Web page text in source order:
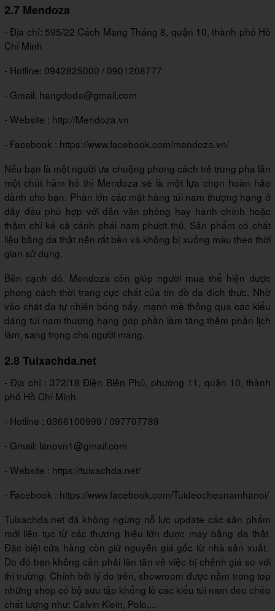
2.7 Mendoza
- Địa chỉ: 595/22 Cách Mạng Tháng 8, quận 10, thành phố Hồ
Chí Minh
- Hotline: 0942825000 / 0901208777
- Gmail: hangdoda@gmail.com
- Website : http://Mendoza.vn
- Facebook : https://www.facebook.com/mendoza.vn/
Nếu bạn là một người ưa chuộng phong cách trẻ trung pha lẫn
một chút hầm hố thì Mendoza sẽ là một lựa chọn hoàn hảo
dành cho bạn. Phần lớn các mặt hàng túi nam thượng hạng ở
đây đều phù hợp với dân văn phòng hay hành chính hoặc
thậm chí kể cả cánh phái nam phượt thủ. Sản phẩm có chất
liệu bằng da thật nên rất bền và không bị xuống màu theo thời
gian sử dụng.
Bên cạnh đó, Mendoza còn giúp người mua thể hiện được
phong cách thời trang cực chất của tín đồ da đích thực. Nhờ
vào chất da tự nhiên bóng bẩy, mạnh mẽ thông qua các kiểu
dáng túi nam thượng hạng góp phần làm tăng thêm phần lịch
lãm, sang trọng cho người mang.
2.8 Tuixachda.net
- Địa chỉ : 372/18 Điện Biên Phủ, phường 11, quận 10, thành
phố Hồ Chí Minh
- Hotline : 0366100999 / 097707789
- Gmail: lanovn1@gmail.com
- Website : https://tuixachda.net/
- Facebook : https://www.facebook.com/Tuideocheonamhanoi/
Tuixachda.net đã không ngừng nỗ lực update các sản phẩm
mới liên tục từ các thương hiệu lớn được may bằng da thật.
Đặc biệt cửa hàng còn giữ nguyên giá gốc từ nhà sản xuất.
Do đó bạn không cần phải lăn tăn về việc bị chênh giá so với
thị trường. Chính bởi lý do trên, showroom được nằm trong top
những shop có bộ sưu tập khổng lồ các kiểu túi nam đeo chéo
chất lượng như: Calvin Klein, Polo,...